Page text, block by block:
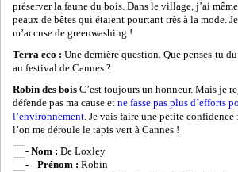
préserver la faune du bois. Dans le village, j’ai
peaux de bêtes qui étaient pourtant très à la mode.
m’accuse de greenwashing !
Terra eco : Une dernière question. Que penses-tu
au festival de Cannes ?
Robin des bois C’est toujours un honneur. Mais je
défende pas ma cause et ne fasse pas plus d’efforts
l’environnement. Je vais faire une petite
l’on me déroule le tapis vert à Cannes !
Nom : De Loxley
Prénom : Robin